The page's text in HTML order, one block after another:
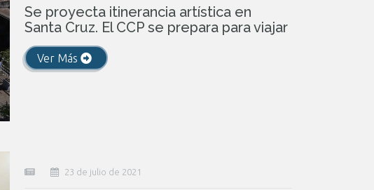
Se proyecta itinerancia artística en
Santa Cruz. El CCP se prepara para viajar
Ver Más
23 de julio de 2021